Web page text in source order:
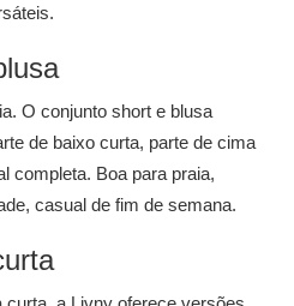
O conjunto short e blusa
de baixo curta, parte de cima
completa. Boa para praia,
casual de fim de semana.